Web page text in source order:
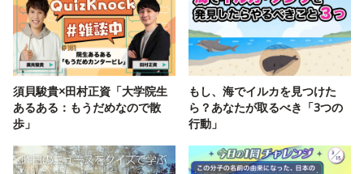
須貝駿貴×田村正資「大学院生
あるある：もうだめなので散
歩」
もし、海でイルカを見つけた
ら？あなたが取るべき「3つの
行動」